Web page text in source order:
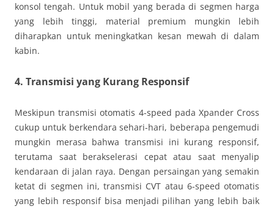
konsol tengah. Untuk mobil yang berada di segmen harga
yang lebih tinggi, material premium mungkin lebih
diharapkan untuk meningkatkan kesan mewah di dalam
kabin.
4. Transmisi yang Kurang Responsif
Meskipun transmisi otomatis 4-speed pada Xpander Cross
cukup untuk berkendara sehari-hari, beberapa pengemudi
mungkin merasa bahwa transmisi ini kurang responsif,
terutama saat berakselerasi cepat atau saat menyalip
kendaraan di jalan raya. Dengan persaingan yang semakin
ketat di segmen ini, transmisi CVT atau 6-speed otomatis
yang lebih responsif bisa menjadi pilihan yang lebih baik